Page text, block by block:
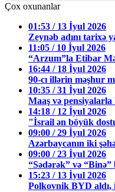
Çox oxunanlar
01:53 / 13 İyul 2026
Zeynəb adını tarixə
11:05 / 10 İyul 2026
“Arzum”la Etibar
16:44 / 18 İyul 2026
90-cı illərin məşhur
10:35 / 31 İyul 2026
Maaş və pensiyalarla
14:18 / 12 İyul 2026
"İsrail ən böyük
09:00 / 29 İyul 2026
Azərbaycanın iki
09:00 / 23 İyul 2026
“Sədərək” və
15:23 / 13 İyul 2026
Polkovnik BYD aldı,